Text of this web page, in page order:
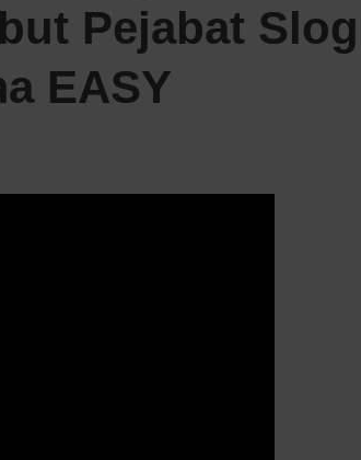
Pejabat Slog
EASY